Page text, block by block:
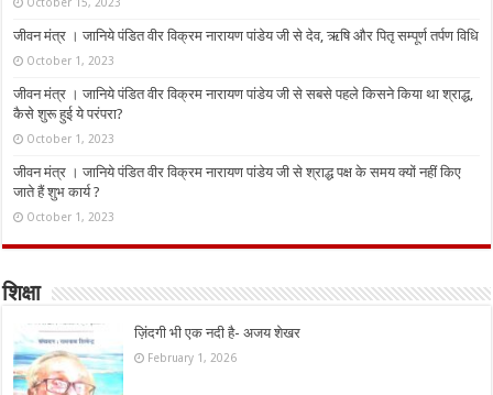
जीवन मंत्र । जानिये पंडित वीर विक्रम नारायण पांडेय जी से देव, ऋषि और पितृ सम्पूर्ण तर्पण विधि
October 1, 2023
जीवन मंत्र । जानिये पंडित वीर विक्रम नारायण पांडेय जी से सबसे पहले किसने किया था श्राद्ध,
कैसे शुरू हुई ये परंपरा?
October 1, 2023
जीवन मंत्र । जानिये पंडित वीर विक्रम नारायण पांडेय जी से श्राद्ध पक्ष के समय क्यों नहीं किए
जाते हैं शुभ कार्य ?
October 1, 2023
शिक्षा
ज़िंदगी भी एक नदी है- अजय शेखर
February 1, 2026